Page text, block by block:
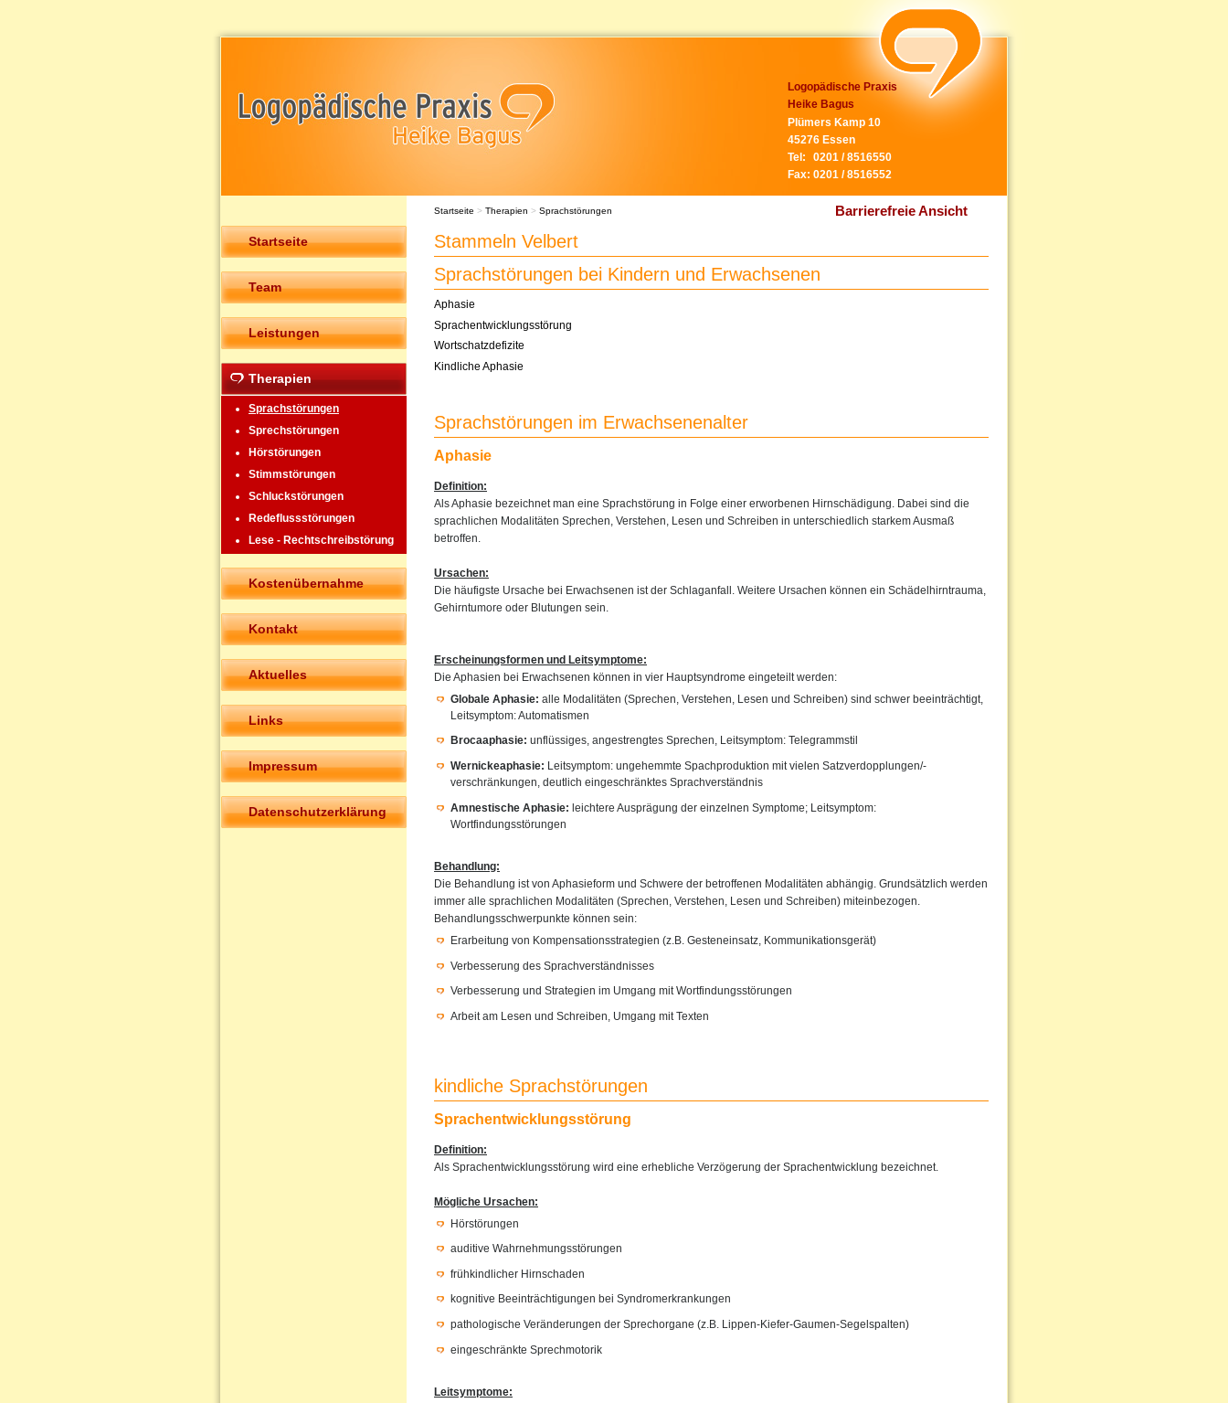
Logopädische Praxis
Heike Bagus
Plümers Kamp 10
45276 Essen
Tel:
0201 / 8516550
Fax: 0201 / 8516552
Barrierefreie Ansicht
Startseite
Team
Leistungen
Therapien
Sprachstörungen
Sprechstörungen
Hörstörungen
Stimmstörungen
Schluckstörungen
Redeflussstörungen
Lese - Rechtschreibstörung
Kostenübernahme
Kontakt
Aktuelles
Links
Impressum
Datenschutzerklärung
Startseite > Therapien > Sprachstörungen
Stammeln Velbert
Sprachstörungen bei Kindern und Erwachsenen
Aphasie
Sprachentwicklungsstörung
Wortschatzdefizite
Kindliche Aphasie
Sprachstörungen im Erwachsenenalter
Aphasie
Definition:
Als Aphasie bezeichnet man eine Sprachstörung in Folge einer erworbenen Hirnschädigung. Dabei sind die
sprachlichen Modalitäten Sprechen, Verstehen, Lesen und Schreiben in unterschiedlich starkem Ausmaß
betroffen.
Ursachen:
Die häufigste Ursache bei Erwachsenen ist der Schlaganfall. Weitere Ursachen können ein Schädelhirntrauma,
Gehirntumore oder Blutungen sein.
Erscheinungsformen und Leitsymptome:
Die Aphasien bei Erwachsenen können in vier Hauptsyndrome eingeteilt werden:
Globale Aphasie: alle Modalitäten (Sprechen, Verstehen, Lesen und Schreiben) sind schwer beeinträchtigt,
Leitsymptom: Automatismen
Brocaaphasie: unflüssiges, angestrengtes Sprechen, Leitsymptom: Telegrammstil
Wernickeaphasie: Leitsymptom: ungehemmte Spachproduktion mit vielen Satzverdopplungen/-
verschränkungen, deutlich eingeschränktes Sprachverständnis
Amnestische Aphasie: leichtere Ausprägung der einzelnen Symptome; Leitsymptom:
Wortfindungsstörungen
Behandlung:
Die Behandlung ist von Aphasieform und Schwere der betroffenen Modalitäten abhängig. Grundsätzlich werden
immer alle sprachlichen Modalitäten (Sprechen, Verstehen, Lesen und Schreiben) miteinbezogen.
Behandlungsschwerpunkte können sein:
Erarbeitung von Kompensationsstrategien (z.B. Gesteneinsatz, Kommunikationsgerät)
Verbesserung des Sprachverständnisses
Verbesserung und Strategien im Umgang mit Wortfindungsstörungen
Arbeit am Lesen und Schreiben, Umgang mit Texten
kindliche Sprachstörungen
Sprachentwicklungsstörung
Definition:
Als Sprachentwicklungsstörung wird eine erhebliche Verzögerung der Sprachentwicklung bezeichnet.
Mögliche Ursachen:
Hörstörungen
auditive Wahrnehmungsstörungen
frühkindlicher Hirnschaden
kognitive Beeinträchtigungen bei Syndromerkrankungen
pathologische Veränderungen der Sprechorgane (z.B. Lippen-Kiefer-Gaumen-Segelspalten)
eingeschränkte Sprechmotorik
Leitsymptome: